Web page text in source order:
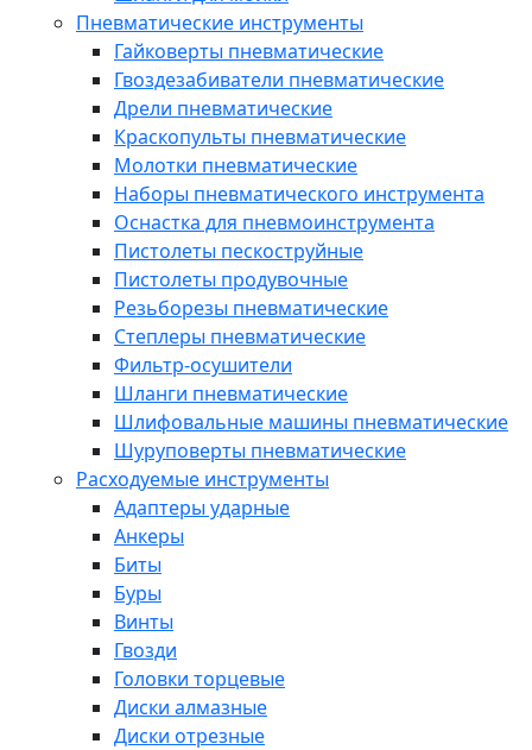
Пневматические инструменты
Гайковерты пневматические
Гвоздезабиватели пневматические
Дрели пневматические
Краскопульты пневматические
Молотки пневматические
Наборы пневматического инструмента
Оснастка для пневмоинструмента
Пистолеты пескоструйные
Пистолеты продувочные
Резьборезы пневматические
Степлеры пневматические
Фильтр-осушители
Шланги пневматические
Шлифовальные машины пневматические
Шуруповерты пневматические
Расходуемые инструменты
Адаптеры ударные
Анкеры
Биты
Буры
Винты
Гвозди
Головки торцевые
Диски алмазные
Диски отрезные